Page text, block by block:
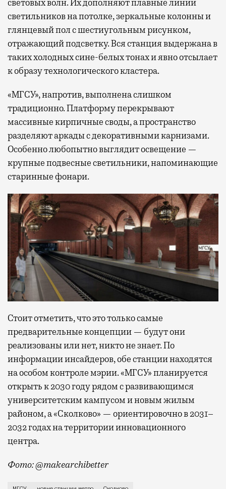
световых волн. Их дополняют плавные линии
светильников на потолке, зеркальные колонны и
глянцевый пол с шестиугольным рисунком,
отражающий подсветку. Вся станция выдержана в
таких холодных сине-белых тонах и явно отсылает
к образу технологического кластера.
«МГСУ», напротив, выполнена слишком
традиционно. Платформу перекрывают
массивные кирпичные своды, а пространство
разделяют аркады с декоративными карнизами.
Особенно любопытно выглядит освещение —
крупные подвесные светильники, напоминающие
старинные фонари.
Стоит отметить, что это только самые
предварительные концепции — будут они
реализованы или нет, никто не знает. По
информации инсайдеров, обе станции находятся
на особом контроле мэрии. «МГСУ» планируется
открыть к 2030 году рядом с развивающимся
университетским кампусом и новым жилым
районом, а «Сколково» — ориентировочно в 2031–
2032 годах на территории инновационного
центра.
Фото: @makearchibetter